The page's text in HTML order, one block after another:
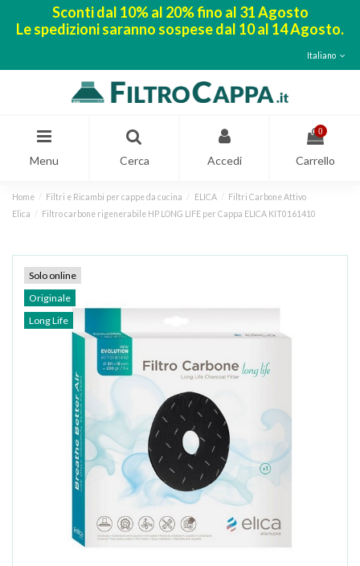
Sconti dal 10% al 20% fino al 31 Agosto
Le spedizioni saranno sospese dal 10 al 14 Agosto.
Italiano
Menu Cerca Accedi
0
Carrello
Home Filtri e Ricambi per cappe da cucina ELICA
Filtri Carbone Attivo
Elica
Filtro carbone rigenerabile HP LONG LIFE per Cappa ELICA KIT0161410
Solo online
Originale
Long Life